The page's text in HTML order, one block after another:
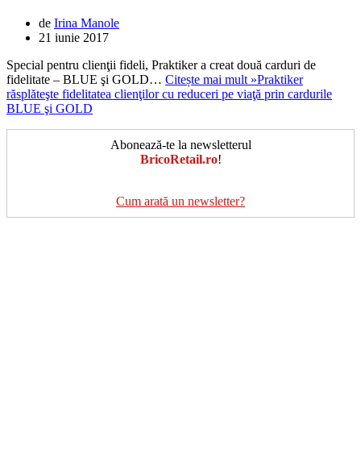
de Irina Manole
21 iunie 2017
Special pentru clienţii fideli, Praktiker a creat două carduri de
fidelitate – BLUE şi GOLD… Citește mai mult »Praktiker
răsplăteşte fidelitatea clienţilor cu reduceri pe viaţă prin cardurile
BLUE şi GOLD
Abonează-te la newsletterul
BricoRetail.ro!
Cum arată un newsletter?